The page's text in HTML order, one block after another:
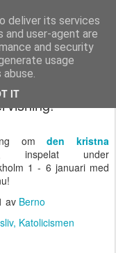
deliver its services
and user-agent are
and security
usage
IT
om
den kristna
inspelat under
1 - 6 januari med
av Berno
Katolicismen